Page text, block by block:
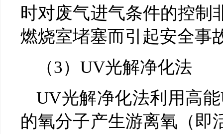
时对废气进气条件的控制
燃烧室堵塞而引起安全事
（3）UV光解净化法
UV光解净化法利用高
的氧分子产生游离氧（即